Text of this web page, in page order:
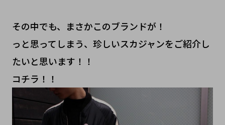
その中でも、まさかこのブランドが！
っと思ってしまう、珍しいスカジャンをご紹介し
たいと思います！！
コチラ！！